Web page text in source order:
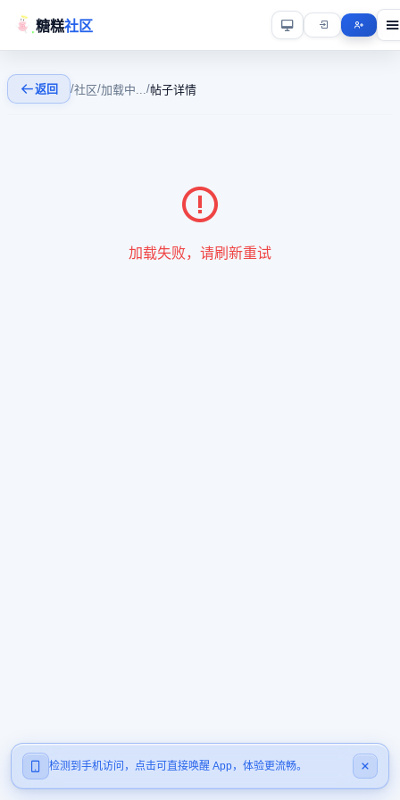
糖糕社区
检测到手机访问，点击可直接唤醒 App，体验更流畅。
返回 /社区/加载中.../帖子详情
加载失败，请刷新重试